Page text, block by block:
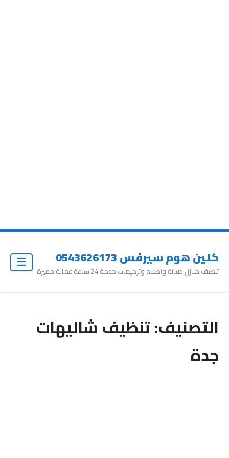
كلين هوم سيرفس 0543626173
تنظيف منازل صيانة واصلاح وترميمات خدمة 24 ساعة عمالة مميزة
التصنيف:تنظيف شاليهات
جدة